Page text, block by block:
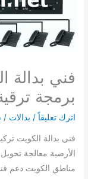
فني بدالة
برمجة
اترك تعليقاً / بدالات /
فني بدالة الكويت
الأرضية معالجة
مناطق الكويت دعم فنى 24